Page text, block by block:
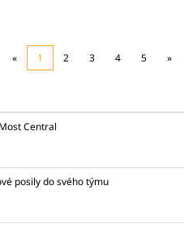
« 1 2 3 4 5 »
Central
posily do svého týmu